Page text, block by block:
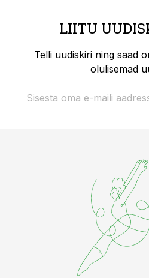
LIITU
Telli uudiskiri ning saad
olulisemad